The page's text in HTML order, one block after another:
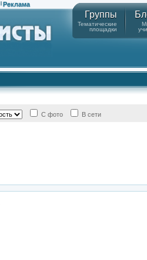
| Реклама
Группы
Тематические
площадки
С фото В сети